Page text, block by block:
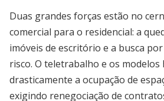
Duas grandes forças estão no
comercial para o residencial: a
imóveis de escritório e a busca
risco. O teletrabalho e os
drasticamente a ocupação de
exigindo renegociação de